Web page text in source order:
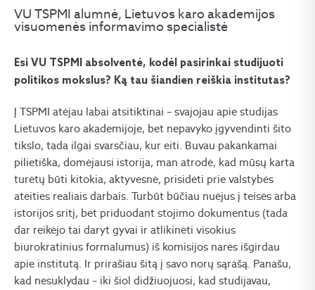
VU TSPMI alumnė, Lietuvos karo akademijos
visuomenės informavimo specialistė
Esi VU TSPMI absolventė, kodėl pasirinkai studijuoti
politikos mokslus? Ką tau šiandien reiškia institutas?
Į TSPMI atėjau labai atsitiktinai – svajojau apie studijas
Lietuvos karo akademijoje, bet nepavyko įgyvendinti šito
tikslo, tada ilgai svarsčiau, kur eiti. Buvau pakankamai
pilietiška, domėjausi istorija, man atrodė, kad mūsų karta
turėtų būti kitokia, aktyvesnė, prisidėti prie valstybės
ateities realiais darbais. Turbūt būčiau nuėjus į teisės arba
istorijos sritį, bet priduodant stojimo dokumentus (tada
dar reikėjo tai daryt gyvai ir atlikinėti visokius
biurokratinius formalumus) iš komisijos narės išgirdau
apie institutą. Ir prirašiau šitą į savo norų sąrašą. Panašu,
kad nesuklydau – iki šiol didžiuojuosi, kad studijavau,